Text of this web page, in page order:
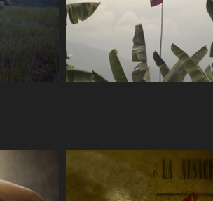
COMPARTIR